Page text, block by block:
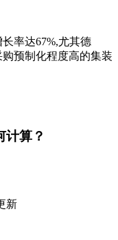
率达67%,尤其德
预制化程度高的集装
计算？
新